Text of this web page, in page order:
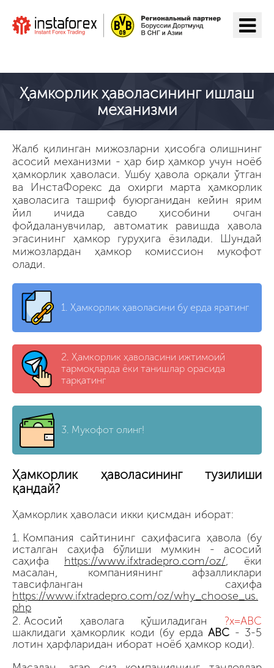
Ҳамкорлик ҳаволасининг ишлаш
механизми
Жалб қилинган мижозларни ҳисобга олишнинг
асосий механизми - ҳар бир ҳамкор учун ноёб
ҳамкорлик ҳаволаси. Ушбу ҳавола орқали ўтган
ва ИнстаФорекс да охирги марта ҳамкорлик
ҳаволасига ташриф буюрганидан кейин ярим
йил ичида савдо ҳисобини очган
фойдаланувчилар, автоматик равишда ҳавола
эгасининг ҳамкор гуруҳига ёзилади. Шундай
мижозлардан ҳамкор комиссион мукофот
олади.
1. Ҳамкорлик ҳаволасини бу ерда яратинг
2. Ҳамкорлик ҳаволасини ижтимоий
тармоқларда ёки танишлар орасида
тарқатинг
3. Мукофот олинг!
Ҳамкорлик ҳаволасининг тузилиши
қандай?
Ҳамкорлик ҳаволаси икки қисмдан иборат:
Компания сайтининг саҳифасига ҳавола (бу
исталган саҳифа бўлиши мумкин - асосий
саҳифа https://www.ifxtradepro.com/oz/, ёки
масалан, компаниянинг афзалликлари
тавсифланган саҳифа
https://www.ifxtradepro.com/oz/why_choose_us.
php
Асосий ҳаволага қўшиладиган ?x=ABC
шаклидаги ҳамкорлик коди (бу ердаABC - 3-5
лотин ҳарфларидан иборат ноёб ҳамкор коди).